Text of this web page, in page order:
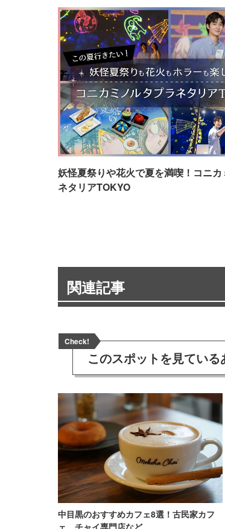
妖怪夏祭りや花火で夏を満喫！コニカ
ネタリアTOKYO
関連記事
Check!
このスポットを見ている
中目黒のおすすめカフェ8選！古民家カフ